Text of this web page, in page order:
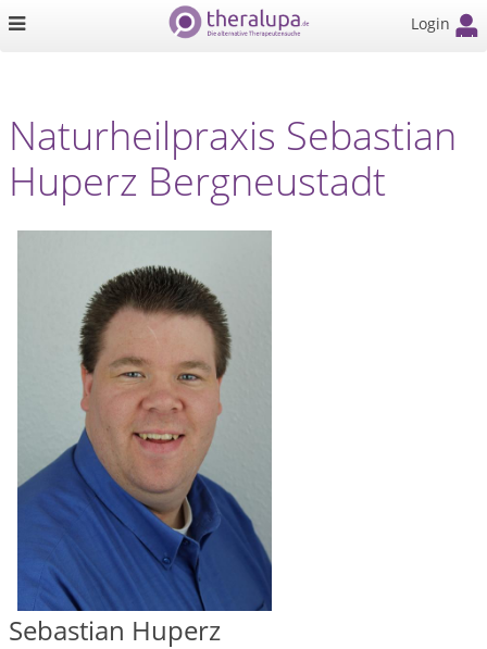
Login
Naturheilpraxis Sebastian
Huperz Bergneustadt
Sebastian Huperz